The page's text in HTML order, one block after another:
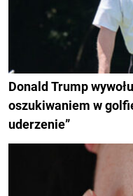
Donald Trump
oszukiwaniem w
uderzenie”